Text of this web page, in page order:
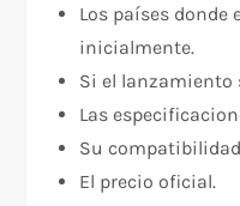
Los países donde
inicialmente.
Si el lanzamiento
Las
Su
El precio oficial.